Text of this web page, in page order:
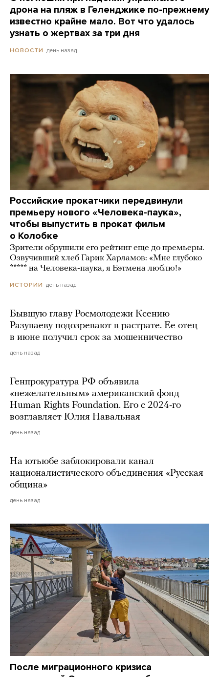
дрона на пляж в Геленджике по-прежнему
известно крайне мало. Вот что удалось
узнать о жертвах за три дня
НОВОСТИ день назад
Российские прокатчики передвинули
премьеру нового «Человека-паука»,
чтобы выпустить в прокат фильм
о Колобке
Зрители обрушили его рейтинг еще до премьеры.
Озвучивший хлеб Гарик Харламов: «Мне глубоко
***** на Человека-паука, я Бэтмена люблю!»
ИСТОРИИ день назад
Бывшую главу Росмолодежи Ксению
Разуваеву подозревают в растрате. Ее отец
в июне получил срок за мошенничество
день назад
Генпрокуратура РФ объявила
«нежелательным» американский фонд
Human Rights Foundation. Его с 2024-го
возглавляет Юлия Навальная
день назад
На ютьюбе заблокировали канал
националистического объединения «Русская
община»
день назад
После миграционного кризиса